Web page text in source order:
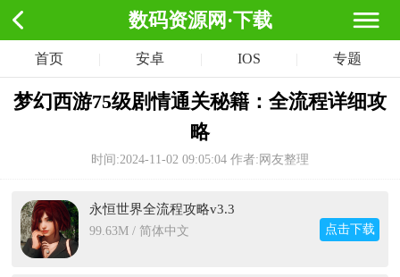
数码资源网·下载
首页 安卓 IOS 专题
梦幻西游75级剧情通关秘籍：全流程详细攻
略
时间:2024-11-02 09:05:04 作者:网友整理
永恒世界全流程攻略v3.3
99.63M / 简体中文 点击下载